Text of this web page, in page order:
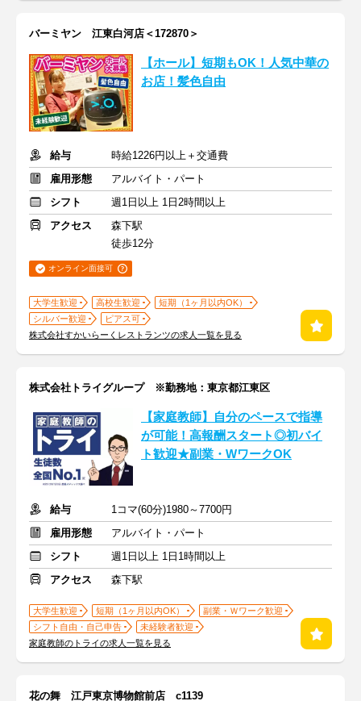
バーミヤン 江東白河店＜172870＞
【ホール】短期もOK！人気中華の
お店！髪色自由
給与
時給1226円以上＋交通費
雇用形態
アルバイト・パート
シフト
週1日以上 1日2時間以上
アクセス
森下駅
徒歩12分
オンライン面接可
大学生歓迎 高校生歓迎
短期（1ヶ月以内OK）
シルバー歓迎
ピアス可
株式会社すかいらーくレストランツの求人一覧を見る
株式会社トライグループ ※勤務地：東京都江東区
【家庭教師】自分のペースで指導
が可能！高報酬スタート◎初バイ
ト歓迎★副業・WワークOK
給与
1コマ(60分)1980～7700円
雇用形態
アルバイト・パート
シフト
週1日以上 1日1時間以上
アクセス
森下駅
大学生歓迎 短期（1ヶ月以内OK）
副業・Ｗワーク歓迎
シフト自由・自己申告
未経験者歓迎
家庭教師のトライの求人一覧を見る
花の舞 江戸東京博物館前店 c1139